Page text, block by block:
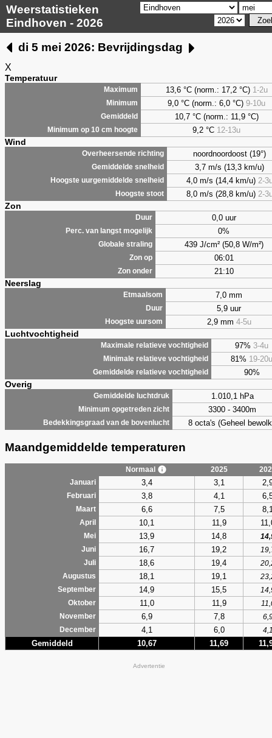
Weerstatistieken
Eindhoven - 2026
di 5 mei 2026: Bevrijdingsdag
X
Temperatuur
Maximum 13,6 °C (norm.: 17,2 °C) 1-2u
Minimum 9,0 °C (norm.: 6,0 °C) 9-10u
Gemiddeld 10,7 °C (norm.: 11,9 °C)
Minimum op 10 cm hoogte 9,2 °C 12-13u
Wind
Overheersende richting noordnoordoost (19°)
Gemiddelde snelheid 3,7 m/s (13,3 km/u)
Hoogste uurgemiddelde snelheid 4,0 m/s (14,4 km/u) 2-
Hoogste stoot 8,0 m/s (28,8 km/u) 2-
Zon
Duur 0,0 uur
Perc. van langst mogelijk 0%
Globale straling 439 J/cm² (50,8 W/m²)
Zon op 06:01
Zon onder 21:10
Neerslag
Etmaalsom 7,0 mm
Duur 5,9 uur
Hoogste uursom 2,9 mm 4-5u
Luchtvochtigheid
Maximale relatieve vochtigheid 97% 3-4u
Minimale relatieve vochtigheid 81% 19-20u
Gemiddelde relatieve vochtigheid 90%
Overig
Gemiddelde luchtdruk 1.010,1 hPa
Minimum opgetreden zicht 3300 - 3400m
Bedekkingsgraad van de bovenlucht 8 octa's (Geheel
Maandgemiddelde temperaturen
Normaal 2025
Januari
3,4 3,1
Februari 3,8 4,1
Maart 6,6 7,5
April 10,1 11,9
Mei 13,9 14,8
Juni
16,7 19,2
Juli
18,6 19,4
Augustus
18,1 19,1
September
14,9 15,5
Oktober
11,0 11,9
November
6,9 7,8
December
4,1 6,0
Gemiddeld 10,67 11,69
Advertentie